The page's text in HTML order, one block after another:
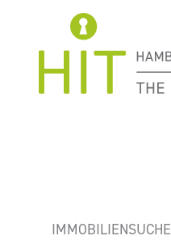
IMMOBILIENSUCHE
„FED111” - NEU